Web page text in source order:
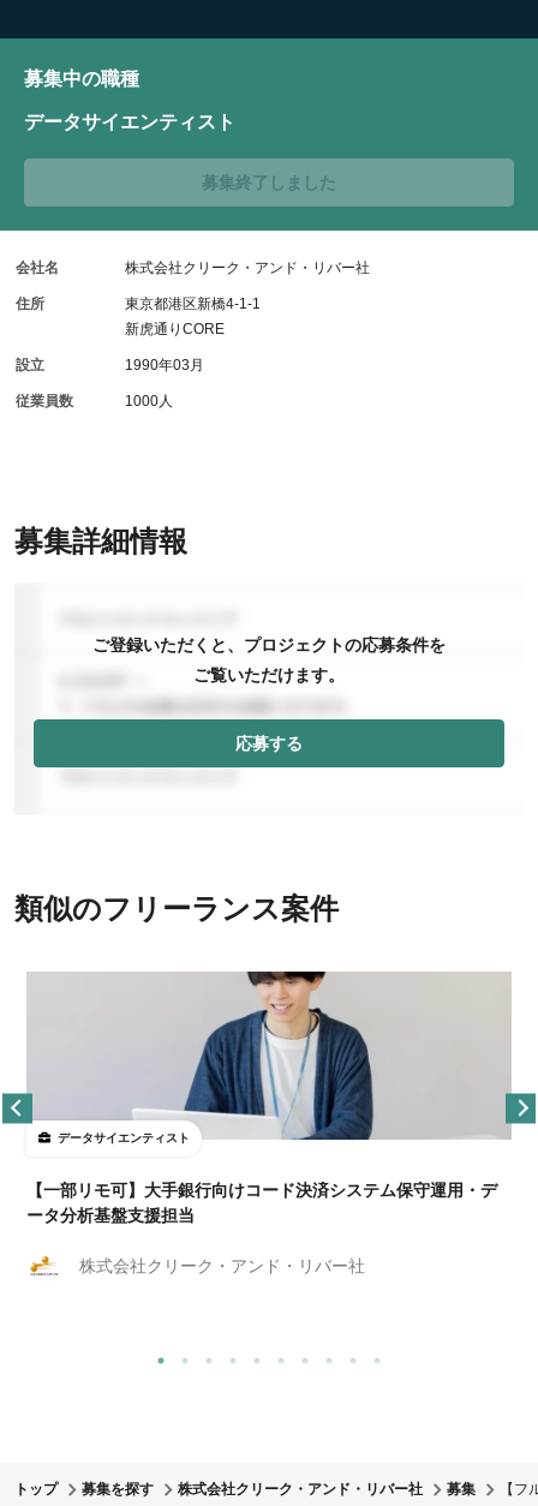
募集詳細情報
ご登録いただくと、プロジェクトの応募条件を
ご覧いただけます。
応募する
募集中の職種
データサイエンティスト
募集終了しました
会社名 株式会社クリーク・アンド・リバー社
住所
東京都港区新橋4-1-1
新虎通りCORE
設立 1990年03月
従業員数 1000人
類似のフリーランス案件
データサイエンティスト
【一部リモ可】大手銀行向けコード決済システム保守運用・デ
ータ分析基盤支援担当
株式会社クリーク・アンド・リバー社
トップ 募集を探す 株式会社クリーク・アンド・リバー社 募集 【